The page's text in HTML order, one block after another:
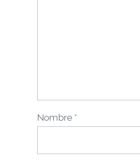
Nombre *